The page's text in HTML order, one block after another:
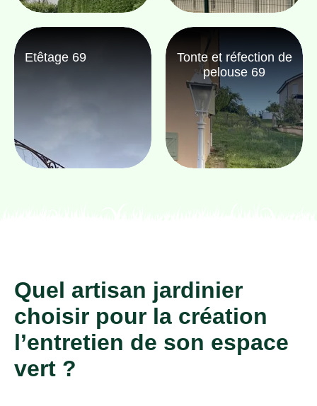
Etêtage 69
Tonte et réfection de
pelouse 69
Quel artisan jardinier
choisir pour la création
l’entretien de son espace
vert ?